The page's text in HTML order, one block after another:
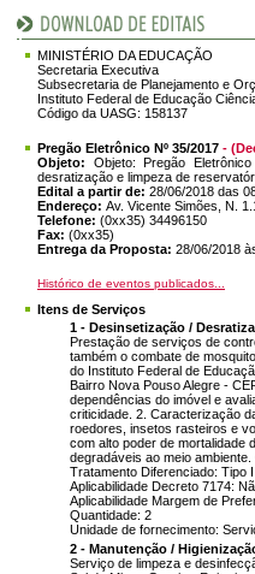
MINISTÉRIO DA EDUCAÇÃO
Secretaria Executiva
Subsecretaria de Planejamento e
Instituto Federal de Educação
Código da UASG: 158137
Pregão Eletrônico Nº 35/2017 -
Objeto: Objeto: Pregão
desratização e limpeza de
Edital a partir de: 28/06/2018 das
Endereço: Av. Vicente Simões, N.
Telefone: (0xx35) 34496150
Fax: (0xx35)
Entrega da Proposta: 28/06/2018
Histórico de eventos publicados...
Itens de Serviços
1 - Desinsetização /
Prestação de serviços de
também o combate de
do Instituto Federal de
Bairro Nova Pouso Alegre -
dependências do imóvel e
criticidade. 2. Caracterização
roedores, insetos rasteiros e
com alto poder de mortalidade
degradáveis ao meio
Tratamento Diferenciado: Tipo
Aplicabilidade Decreto 7174:
Aplicabilidade Margem de
Quantidade: 2
Unidade de fornecimento:
2 - Manutenção /
Serviço de limpeza e